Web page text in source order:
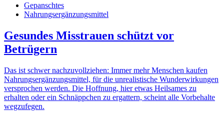
Gepanschtes
Nahrungsergänzungsmittel
Gesundes Misstrauen schützt vor
Betrügern
Das ist schwer nachzuvollziehen: Immer mehr Menschen kaufen
Nahrungsergänzungsmittel, für die unrealistische Wunderwirkungen
versprochen werden. Die Hoffnung, hier etwas Heilsames zu
erhalten oder ein Schnäppchen zu ergattern, scheint alle Vorbehalte
wegzufegen.